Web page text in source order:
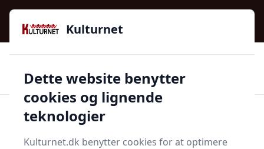
Kulturnet - Alt Det Gode I Livet | Din Kulturguide Siden
2016
97 kategorier 👍Kun godkendte butikker
Start søgning
Kulturnet
Dette website benytter
cookies og lignende
teknologier
Kulturnet.dk benytter cookies for at optimere